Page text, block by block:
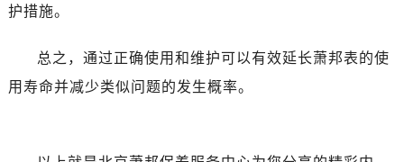
护措施。
总之，通过正确使用和维护可以有效延长萧邦表的使
用寿命并减少类似问题的发生概率。